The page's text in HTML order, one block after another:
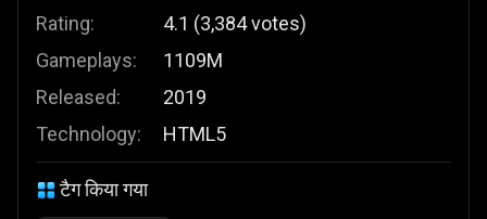
Rating:
Gameplays:
Released:
Technology:
4.1 (3,384votes)
1109M
2019
HTML5
टैग किया गया